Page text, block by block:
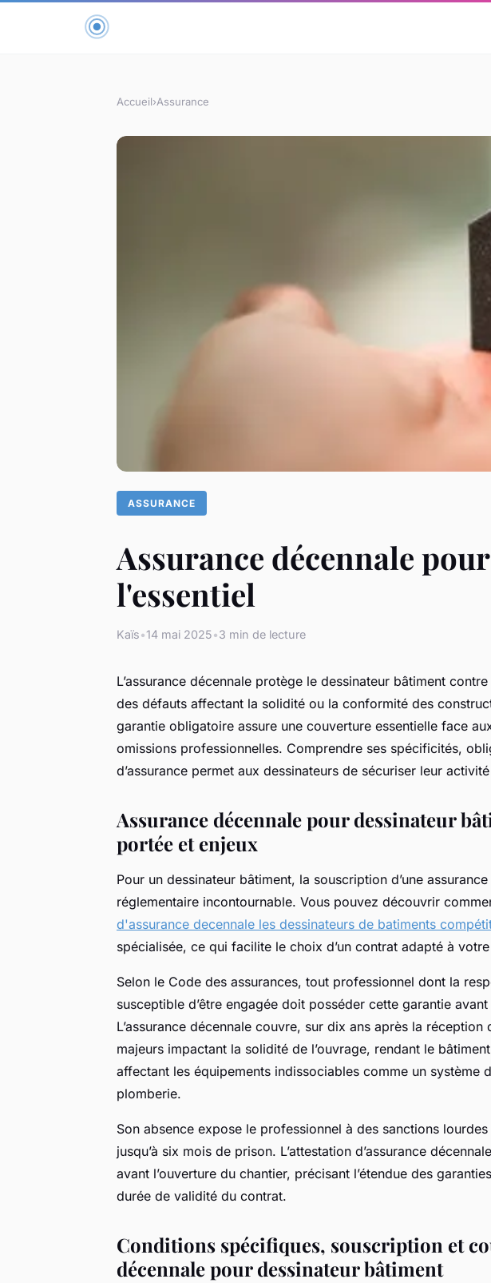
Accueil›Assurance
ASSURANCE
Assurance décennale
l'essentiel
Kaïs•14 mai 2025•3 min de lecture
L’assurance décennale protège le dessinateur bâtiment
des défauts affectant la solidité ou la conformité des
garantie obligatoire assure une couverture essentielle face
omissions professionnelles. Comprendre ses spécificités,
d’assurance permet aux dessinateurs de sécuriser leur
Assurance décennale pour dessinateur
portée et enjeux
Pour un dessinateur bâtiment, la souscription d’une
réglementaire incontournable. Vous pouvez découvrir
d'assurance decennale les dessinateurs de batiments
spécialisée, ce qui facilite le choix d’un contrat adapté à
Selon le Code des assurances, tout professionnel dont la
susceptible d’être engagée doit posséder cette garantie
L’assurance décennale couvre, sur dix ans après la
majeurs impactant la solidité de l’ouvrage, rendant le
affectant les équipements indissociables comme un système
plomberie.
Son absence expose le professionnel à des sanctions
jusqu’à six mois de prison. L’attestation d’assurance
avant l’ouverture du chantier, précisant l’étendue des
durée de validité du contrat.
Conditions spécifiques, souscription et
décennale pour dessinateur bâtiment